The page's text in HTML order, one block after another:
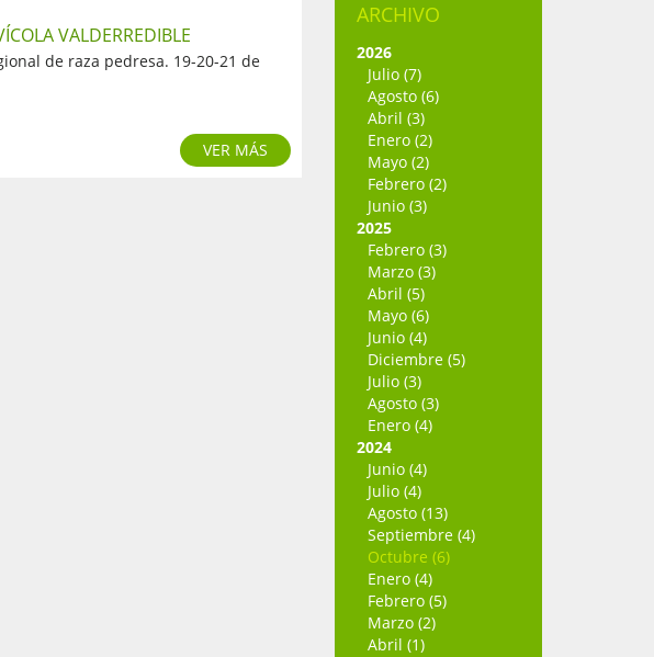
VALDERREDIBLE
de raza pedresa. 19-20-21 de
VER MÁS
ARCHIVO
2026
Julio (7)
Agosto (6)
Abril (3)
Enero (2)
Mayo (2)
Febrero (2)
Junio (3)
2025
Febrero (3)
Marzo (3)
Abril (5)
Mayo (6)
Junio (4)
Diciembre (5)
Julio (3)
Agosto (3)
Enero (4)
2024
Junio (4)
Julio (4)
Agosto (13)
Septiembre (4)
Octubre (6)
Enero (4)
Febrero (5)
Marzo (2)
Abril (1)